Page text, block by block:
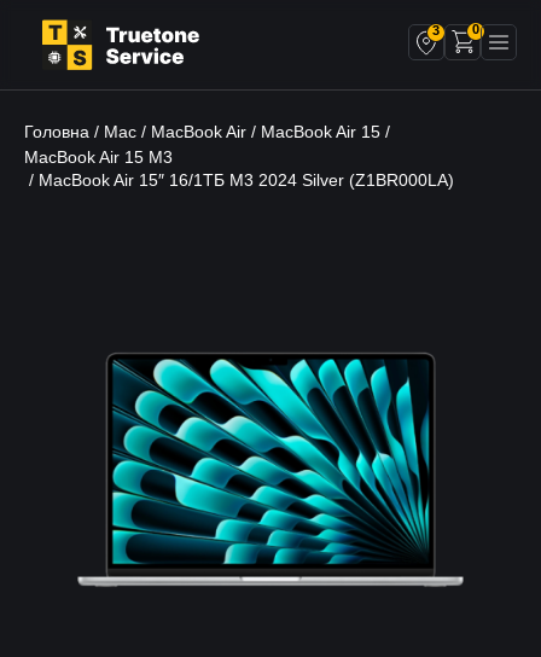
3 0
Головна / Mac / MacBook Air / MacBook Air 15 /
MacBook Air 15 M3
/ MacBook Air 15″ 16/1TБ M3 2024 Silver (Z1BR000LA)